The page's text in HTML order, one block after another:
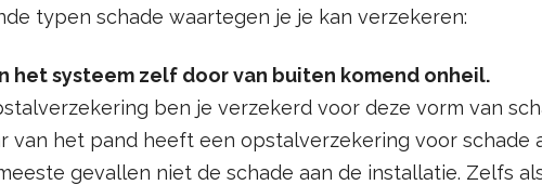
typen schade waartegen je je kan verzekeren:
het systeem zelf door van buiten komend onheil.
ben je verzekerd voor deze vorm van
van het pand heeft een opstalverzekering voor schade
gevallen niet de schade aan de installatie. Zelfs